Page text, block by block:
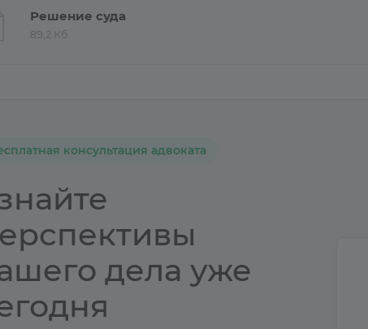
Решение суда
89,2 Кб
консультация адвоката
дела уже